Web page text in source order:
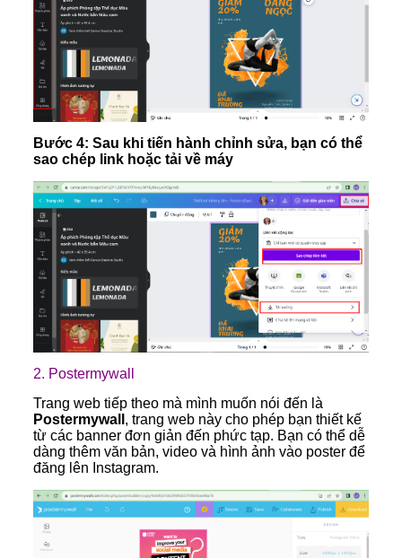
Bước 4: Sau khi tiến hành chỉnh sửa, bạn có thể
sao chép link hoặc tải về máy
2. Postermywall
Trang web tiếp theo mà mình muốn nói đến là
Postermywall , trang web này cho phép bạn thiết kế
từ các banner đơn giản đến phức tạp. Bạn có thể dễ
dàng thêm văn bản, video và hình ảnh vào poster để
đăng lên Instagram.